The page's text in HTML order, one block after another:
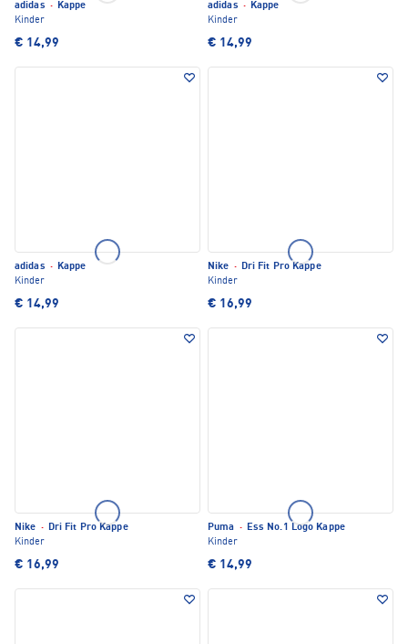
adidas · Kappe
Kinder
€ 14,99
adidas · Kappe
Kinder
€ 14,99
adidas · Kappe
Kinder
€ 14,99
Nike · Dri Fit Pro Kappe
Kinder
€ 16,99
Nike · Dri Fit Pro Kappe
Kinder
€ 16,99
Puma · Ess No.1 Logo Kappe
Kinder
€ 14,99